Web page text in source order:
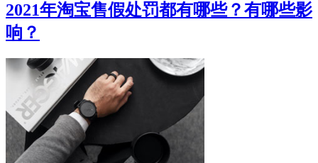
2021年淘宝售假处罚都有哪些？有哪些影
响？